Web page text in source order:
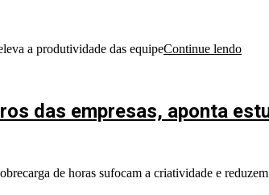
a produtividade das equipeContinue lendo
das empresas, aponta
de horas sufocam a criatividade e